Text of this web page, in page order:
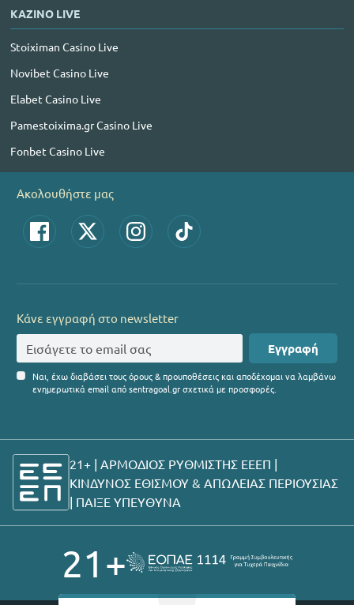
ΚΑΖΙΝΟ LIVE
Stoiximan Casino Live
Novibet Casino Live
Elabet Casino Live
Pamestoixima.gr Casino Live
Fonbet Casino Live
Ακολουθήστε μας
Κάνε εγγραφή στο newsletter
Εγγραφή
Ναι, έχω διαβάσει τους όρους & προυποθέσεις και αποδέχομαι να λαμβάνω
ενημερωτικά email από sentragoal.gr σχετικά με προσφορές.
21+ | ΑΡΜΟΔΙΟΣ ΡΥΘΜΙΣΤΗΣ ΕΕΕΠ |
ΚΙΝΔΥΝΟΣ ΕΘΙΣΜΟΥ & ΑΠΩΛΕΙΑΣ ΠΕΡΙΟΥΣΙΑΣ
| ΠΑΙΞΕ ΥΠΕΥΘΥΝΑ
21+